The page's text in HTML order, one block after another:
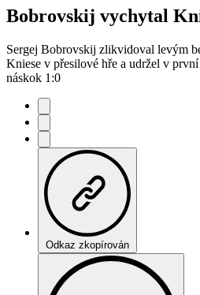
Bobrovskij vychytal
Sergej Bobrovskij zlikvidoval levým
Kniese v přesilové hře a udržel v
náskok 1:0
Odkaz zkopírován